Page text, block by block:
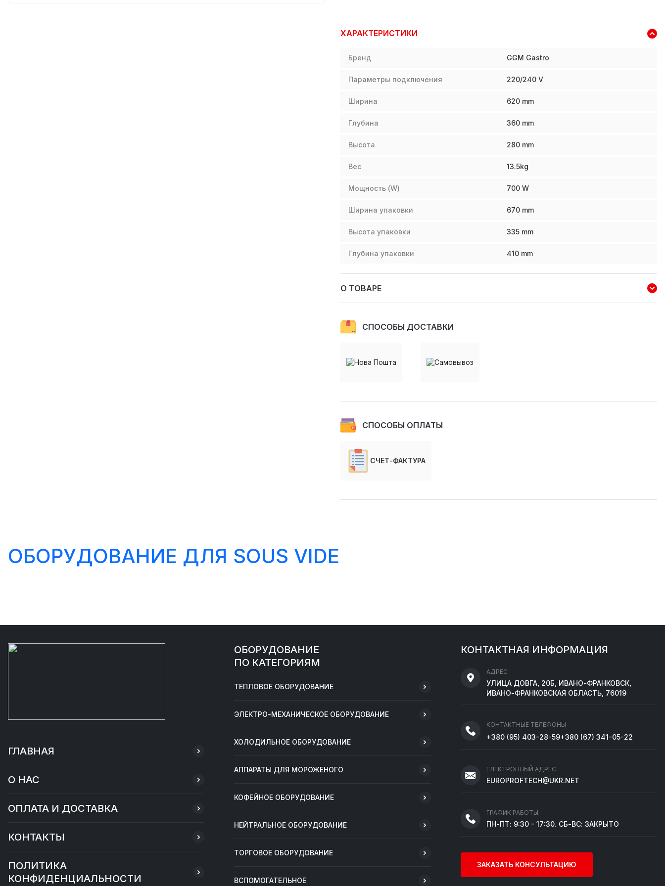
ХАРАКТЕРИСТИКИ
Бренд GGM Gastro
Параметры подключения 220/240 V
Ширина 620 mm
Глубина 360 mm
Высота 280 mm
Вес 13.5kg
Мощность (W) 700 W
Ширина упаковки 670 mm
Высота упаковки 335 mm
Глубина упаковки 410 mm
О ТОВАРЕ
СПОСОБЫ ДОСТАВКИ
СПОСОБЫ ОПЛАТЫ
СЧЕТ-ФАКТУРА
ОБОРУДОВАНИЕ ДЛЯ SOUS VIDE
ГЛАВНАЯ
О НАС
ОПЛАТА И ДОСТАВКА
КОНТАКТЫ
ПОЛИТИКА
КОНФИДЕНЦИАЛЬНОСТИ
ОБОРУДОВАНИЕ
ПО КАТЕГОРИЯМ
ТЕПЛОВОЕ ОБОРУДОВАНИЕ
ЭЛЕКТРО-МЕХАНИЧЕСКОЕ ОБОРУДОВАНИЕ
ХОЛОДИЛЬНОЕ ОБОРУДОВАНИЕ
АППАРАТЫ ДЛЯ МОРОЖЕНОГО
КОФЕЙНОЕ ОБОРУДОВАНИЕ
НЕЙТРАЛЬНОЕ ОБОРУДОВАНИЕ
ТОРГОВОЕ ОБОРУДОВАНИЕ
ВСПОМОГАТЕЛЬНОЕ
КОНТАКТНАЯ ИНФОРМАЦИЯ
АДРЕС
УЛИЦА ДОВГА, 20Б, ИВАНО-ФРАНКОВСК,
ИВАНО-ФРАНКОВСКАЯ ОБЛАСТЬ, 76019
КОНТАКТНЫЕ ТЕЛЕФОНЫ
+380 (95) 403-28-59+380 (67) 341-05-22
ЕЛЕКТРОННЫЙ АДРЕС
EUROPROFTECH@UKR.NET
ГРАФИК РАБОТЫ
ПН-ПТ: 9:30 - 17:30. СБ-ВС: ЗАКРЫТО
ЗАКАЗАТЬ КОНСУЛЬТАЦИЮ